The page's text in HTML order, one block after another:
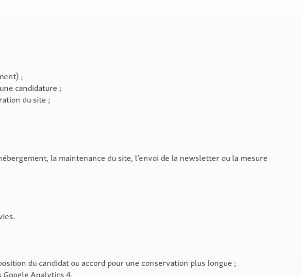
;
candidature ;
du site ;
la maintenance du site, l’envoi de la newsletter ou la mesure
du candidat ou accord pour une conservation plus longue ;
Google Analytics 4.